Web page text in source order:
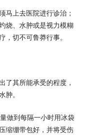
马上去医院进行诊治；
烧、水肿或是视力模糊
，切不可鲁莽行事。
了其所能承受的程度，
肿。
做到每隔一小时用冰袋
缩绷带包好，并将受伤